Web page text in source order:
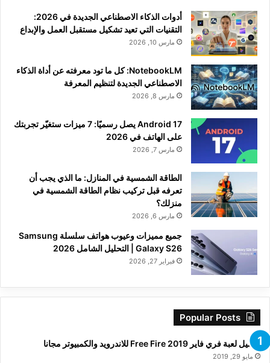
أدوات الذكاء الاصطناعي الجديدة في 2026:
التقنيات التي تعيد تشكيل مستقبل العمل والإبداع
مارس 10, 2026
NotebookLM: كل ما تود معرفته عن أداة الذكاء
الاصطناعي الجديدة لتنظيم المعرفة
مارس 8, 2026
Android 17 يصل رسميًا: 7 ميزات ستغيّر تجربتك
على الهاتف في 2026
مارس 7, 2026
الطاقة الشمسية في المنازل: ما الذي يجب أن
تعرفه قبل تركيب نظام الطاقة الشمسية في
منزلك؟
مارس 6, 2026
جميع مميزات وعيوب هواتف سلسلة Samsung
Galaxy S26 | التحليل الشامل 2026
فبراير 27, 2026
Popular Posts
تحميل لعبة فري فاير Free Fire 2019 للاندرويد والكمبيوتر مجانا
مايو 29, 2019